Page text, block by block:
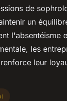
de
un
l'absentéisme
les
leur